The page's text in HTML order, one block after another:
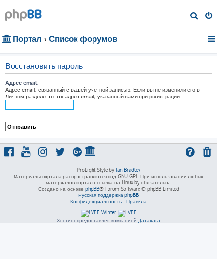
о
Портал Список форумов
Восстановить пароль
Адрес email:
Адрес email, связанный с вашей учётной записью. Если вы не изменили его в
Личном разделе, то это адрес email, указанный вами при регистрации.
ProLight Style by Ian Bradley
Материалы портала распространяются под GNU GPL. При использовании любых
материалов портала ссылка на Linux.by обязательна
Создано на основе phpBB® Forum Software © phpBB Limited
Русская поддержка phpBB
Конфиденциальность | Правила
Хостинг предоставлен компанией Датахата